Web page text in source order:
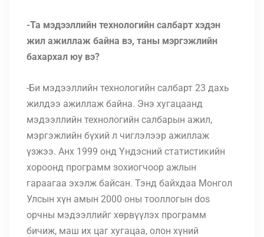
-Та мэдээллийн технологийн салбарт хэдэн
жил ажиллаж байна вэ, таны мэргэжлийн
бахархал юу вэ?
-Би мэдээллийн технологийн салбарт 23 дахь
жилдээ ажиллаж байна. Энэ хугацаанд
мэдээллийн технологийн салбарын ажил,
мэргэжлийн бүхий л чиглэлээр ажиллаж
үзжээ. Анх 1999 онд Үндэсний статистикийн
хороонд программ зохиогчоор ажлын
гараагаа эхэлж байсан. Тэнд байхдаа Монгол
Улсын хүн амын 2000 оны тооллогын dos
орчны мэдээллийг хөрвүүлэх программ
бичиж, маш их цаг хугацаа, олон хүний